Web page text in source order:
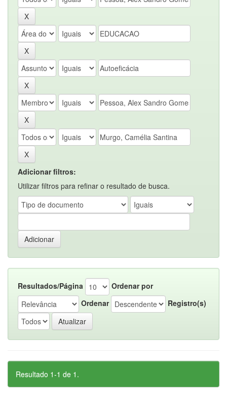
Adicionar filtros:
Utilizar filtros para refinar o resultado de busca.
Resultados/Página
Ordenar por
Ordenar
Registro(s)
Resultado 1-1 de 1.